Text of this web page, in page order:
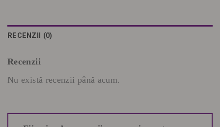
RECENZII (0)
Recenzii
Nu există recenzii până acum.